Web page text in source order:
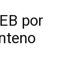
por